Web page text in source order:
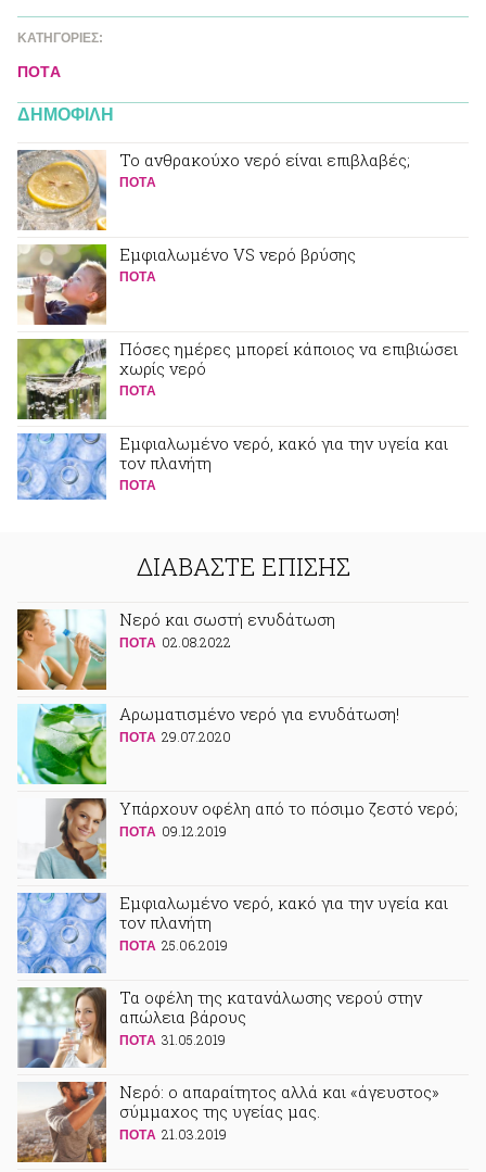
ΚΑΤΗΓΟΡΙΕΣ:
ΠΟΤA
ΔΗΜΟΦΙΛΗ
Το ανθρακούχο νερό είναι επιβλαβές;
ΠΟΤA
Εμφιαλωμένο VS νερό βρύσης
ΠΟΤA
Πόσες ημέρες μπορεί κάποιος να επιβιώσει
χωρίς νερό
ΠΟΤA
Εμφιαλωμένο νερό, κακό για την υγεία και
τον πλανήτη
ΠΟΤA
ΔΙΑΒΑΣΤΕ ΕΠΙΣΗΣ
Νερό και σωστή ενυδάτωση
ΠΟΤA 02.08.2022
Αρωματισμένο νερό για ενυδάτωση!
ΠΟΤA 29.07.2020
Υπάρχουν οφέλη από το πόσιμο ζεστό νερό;
ΠΟΤA 09.12.2019
Εμφιαλωμένο νερό, κακό για την υγεία και
τον πλανήτη
ΠΟΤA 25.06.2019
Τα οφέλη της κατανάλωσης νερού στην
απώλεια βάρους
ΠΟΤA 31.05.2019
Νερό: ο απαραίτητος αλλά και «άγευστος»
σύμμαχος της υγείας μας.
ΠΟΤA 21.03.2019